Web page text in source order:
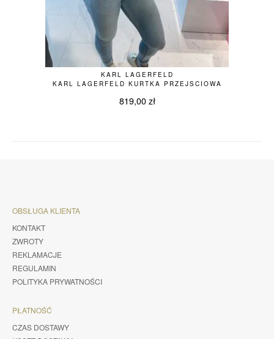
KARL LAGERFELD
KARL LAGERFELD KURTKA PRZEJSCIOWA
819,00 zł
OBSŁUGA KLIENTA
KONTAKT
ZWROTY
REKLAMACJE
REGULAMIN
POLITYKA PRYWATNOŚCI
PŁATNOŚĆ
CZAS DOSTAWY